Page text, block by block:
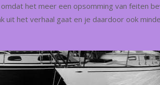
het meer een opsomming van feiten
uit het verhaal gaat en je daardoor ook